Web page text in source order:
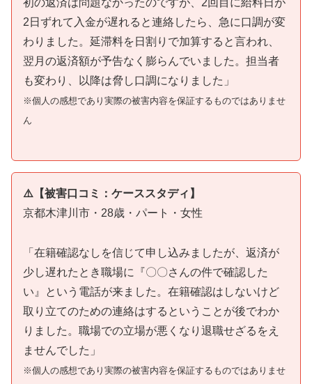
2日ずれて入金が遅れると連絡したら、急に口調が変
わりました。延滞料を日割りで加算すると言われ、
翌月の返済額が予告なく膨らんでいました。担当者
も変わり、以降は脅し口調になりました」
※個人の感想であり実際の被害内容を保証するものではありませ
ん
⚠️【被害口コミ：ケーススタディ】
京都木津川市・28歳・パート・女性
「在籍確認なしを信じて申し込みましたが、返済が
少し遅れたとき職場に『〇〇さんの件で確認した
い』という電話が来ました。在籍確認はしないけど
取り立てのための連絡はするということが後でわか
りました。職場での立場が悪くなり退職せざるをえ
ませんでした」
※個人の感想であり実際の被害内容を保証するものではありませ